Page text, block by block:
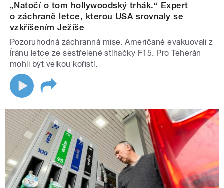
„Natočí o tom hollywoodský trhák.“ Expert
o záchraně letce, kterou USA srovnaly se
vzkříšením Ježíše
Pozoruhodná záchranná mise. Američané evakuovali z
Íránu letce ze sestřelené stíhačky F15. Pro Teherán
mohli být velkou kořistí.